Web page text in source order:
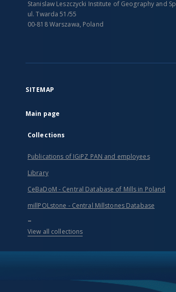
Stanislaw Leszczycki Institute of Geography and
ul. Twarda 51/55
00-818 Warszawa, Poland
SITEMAP
Main page
Collections
Publications of IGiPZ PAN and employees
Library
CeBaDoM - Central Database of Mills in Poland
millPOLstone - Central Millstones Database
...
View all collections